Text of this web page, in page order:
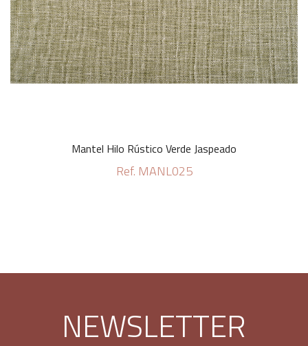
Mantel Hilo Rústico Verde Jaspeado
Ref. MANL025
NEWSLETTER